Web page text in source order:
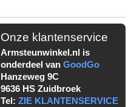
Onze klantenservice
Armsteunwinkel.nl is
onderdeel van GoodGo
Hanzeweg 9C
9636 HS Zuidbroek
Tel: ZIE KLANTENSERVICE